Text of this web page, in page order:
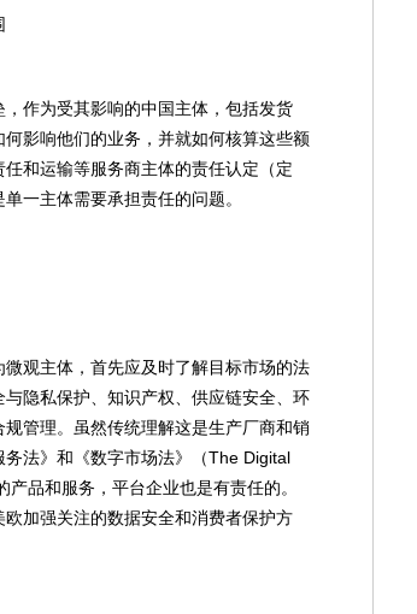
作为受其影响的中国主体，包括发货
影响他们的业务，并就如何核算这些额
和运输等服务商主体的责任认定（定
一主体需要承担责任的问题。
观主体，首先应及时了解目标市场的法
隐私保护、知识产权、供应链安全、环
管理。虽然传统理解这是生产厂商和销
法》和《数字市场法》（The Digital
品和服务，平台企业也是有责任的。
加强关注的数据安全和消费者保护方